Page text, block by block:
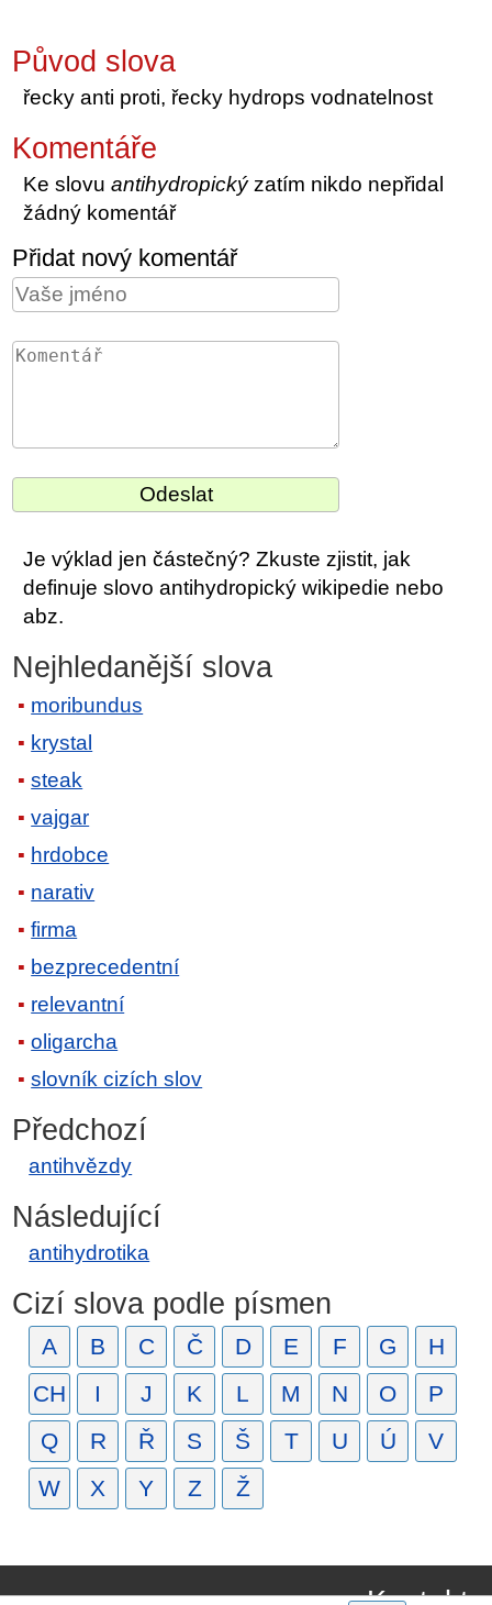
Původ slova
řecky anti proti, řecky hydrops vodnatelnost
Komentáře
Ke slovuantihydropickýzatím nikdo nepřidal
žádný komentář
Přidat nový komentář
Je výklad jen částečný? Zkuste zjistit, jak
definuje slovo antihydropický wikipedie nebo
abz.
Nejhledanější slova
moribundus
krystal
steak
vajgar
hrdobce
narativ
firma
bezprecedentní
relevantní
oligarcha
slovník cizích slov
Předchozí
antihvězdy
Následující
antihydrotika
Cizí slova podle písmen
A B C Č D E F G
H
CH
I J K L M N O
P
Q
R Ř S Š T U Ú
V
W
X Y Z Ž